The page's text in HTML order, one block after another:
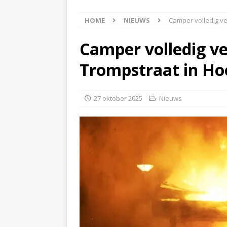
[ 6 augustus 2026 ]
NIEUWS
[ 6 augustus 2026 ]
[ 7 augustus 2026 ]
HOME NIEUWS Camper volledig
Camper volledig
Trompstraat in
27 oktober 2025 Nieuws